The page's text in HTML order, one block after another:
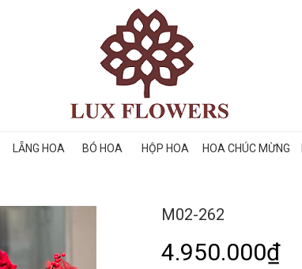
LẴNG HOA BÓ HOA HỘP HOA HOA CHÚC MỪNG
M02-262
4.950.000₫